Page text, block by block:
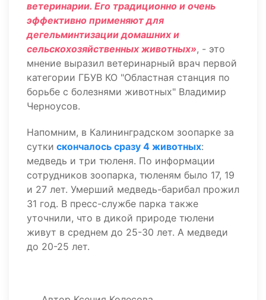
ветеринарии. Его традиционно и очень
эффективно применяют для
дегельминтизации домашних и
сельскохозяйственных животных», - это
мнение выразил ветеринарный врач первой
категории ГБУВ КО "Областная станция по
борьбе с болезнями животных" Владимир
Черноусов.
Напомним, в Калининградском зоопарке за
сутки скончалось сразу 4 животных:
медведь и три тюленя. По информации
сотрудников зоопарка, тюленям было 17, 19
и 27 лет. Умерший медведь-барибал прожил
31 год. В пресс-службе парка также
уточнили, что в дикой природе тюлени
живут в среднем до 25-30 лет. А медведи
до 20-25 лет.